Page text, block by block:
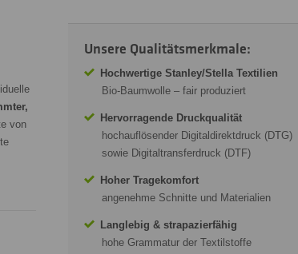
von
Unsere Qualitätsmerkmale:
Hochwertige Stanley/Stella Textilien
Bio-Baumwolle – fair produziert
Hervorragende Druckqualität
hochauflösender Digitaldirektdruck (DTG)
sowie Digitaltransferdruck (DTF)
Hoher Tragekomfort
angenehme Schnitte und Materialien
Langlebig & strapazierfähig
hohe Grammatur der Textilstoffe